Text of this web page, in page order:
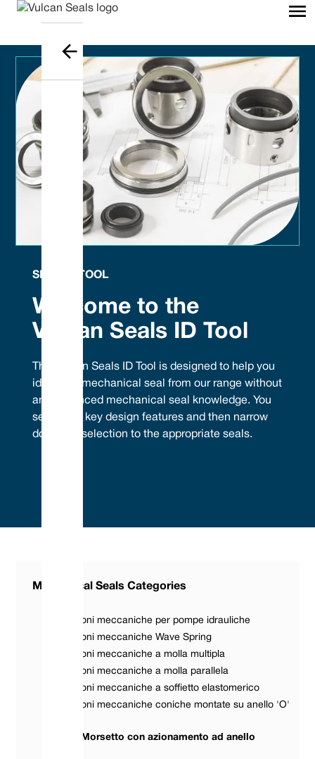
SEAL ID TOOL
Welcome to the
Vulcan Seals ID Tool
The Vulcan Seals ID Tool is designed to help you
identify a mechanical seal from our range without
any advanced mechanical seal knowledge. You
select the key design features and then narrow
down the selection to the appropriate seals.
Mechanical Seals Categories
Guarnizioni meccaniche per pompe idrauliche
Guarnizioni meccaniche Wave Spring
Guarnizioni meccaniche a molla multipla
Guarnizioni meccaniche a molla parallela
Guarnizioni meccaniche a soffietto elastomerico
Guarnizioni meccaniche coniche montate su anello 'O'
Morsetto con azionamento ad anello